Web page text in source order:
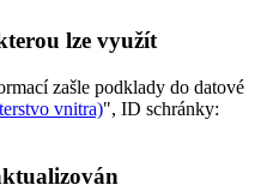
lze využít
zašle podklady do datové
vnitra)", ID schránky: